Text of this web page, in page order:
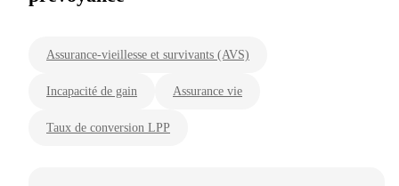
Assurance-vieillesse et survivants (AVS)
Incapacité de gain Assurance vie
Taux de conversion LPP